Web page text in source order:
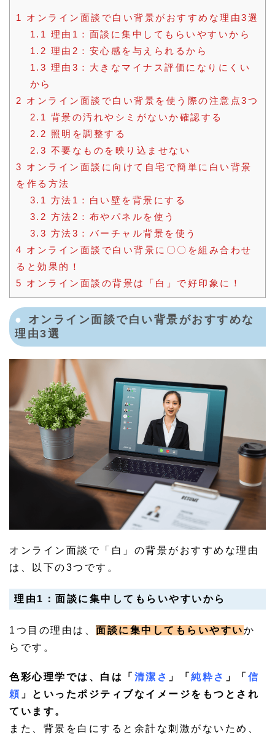
1
オンライン面談で白い背景がおすすめな理由3選
1.1 理由1：面談に集中してもらいやすいから
1.2 理由2：安心感を与えられるから
1.3 理由3：大きなマイナス評価になりにくい
から
2 オンライン面談で白い背景を使う際の注意点3つ
2.1 背景の汚れやシミがないか確認する
2.2 照明を調整する
2.3 不要なものを映り込ませない
3 オンライン面談に向けて自宅で簡単に白い背景
を作る方法
3.1 方法1：白い壁を背景にする
3.2 方法2：布やパネルを使う
3.3 方法3：バーチャル背景を使う
4 オンライン面談で白い背景に〇〇を組み合わせ
ると効果的！
5 オンライン面談の背景は「白」で好印象に！
オンライン面談で白い背景がおすすめな
理由3選
オンライン面談で「白」の背景がおすすめな理由
は、以下の3つです。
理由1：面談に集中してもらいやすいから
1つ目の理由は、 面談に集中してもらいやすいか
らです。
色彩心理学では、白は「 清潔さ 」「 純粋さ 」「 信
頼 」といったポジティブなイメージをもつとされ
ています。
また、背景を白にすると余計な刺激がないため、